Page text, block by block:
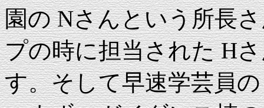
園の Nさんという所長
プの時に担当された H
す。そして早速学芸員